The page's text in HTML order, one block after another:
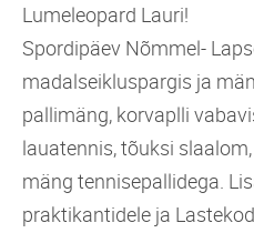
Lumeleopard Lauri!
Spordipäev Nõmmel-
madalseikluspargis ja
pallimäng, korvaplli
lauatennis, tõuksi
mäng tennisepallidega.
praktikantidele ja